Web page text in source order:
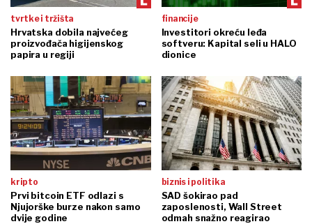
tvrtke i tržišta
Hrvatska dobila najvećeg
proizvođača higijenskog
papira u regiji
financije
Investitori okreću leđa
softveru: Kapital seli u HALO
dionice
kripto
Prvi bitcoin ETF odlazi s
Njujorške burze nakon samo
dvije godine
biznis i politika
SAD šokirao pad
zaposlenosti, Wall Street
odmah snažno reagirao